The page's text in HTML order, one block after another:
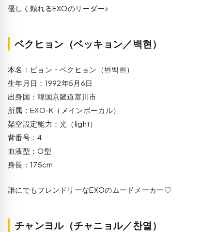
優しく頼れるEXOのリーダー♪
ベクヒョン（ベッキョン／백현）
本名：ビョン・ベクヒョン（변백현）
生年月日：1992年5月6日
出身国：韓国京畿道富川市
所属：EXO-K（メインボーカル）
架空設定能力：光（light）
背番号：4
血液型：O型
身長：175cm
誰にでもフレンドリーなEXOのムードメーカー♡
チャンヨル（チャニョル／찬열）